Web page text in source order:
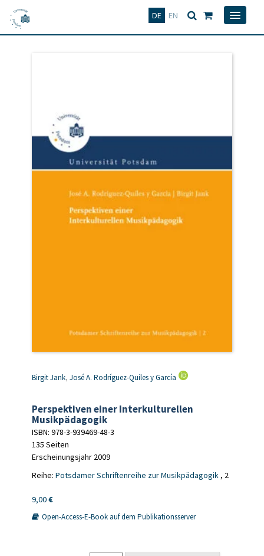
DE EN
Deutsch
Birgit Jank, José A. Rodríguez-Quiles y García
Perspektiven einer Interkulturellen
Musikpädagogik
ISBN: 978-3-939469-48-3
135 Seiten
Erscheinungsjahr 2009
Reihe: Potsdamer Schriftenreihe zur Musikpädagogik , 2
9,00€
Open-Access-E-Book auf dem Publikationsserver